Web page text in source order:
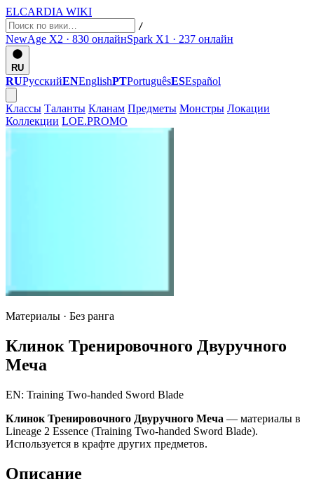
ELCARDIA WIKI
/
NewAge X2 · 830 онлайнSpark X1 · 237 онлайн
RU
RUРусскийENEnglishPTPortuguêsESEspañol
Классы Таланты Кланам Предметы Монстры Локации
Коллекции LOE.PROMO
Материалы · Без ранга
Клинок Тренировочного Двуручного
Меча
EN: Training Two-handed Sword Blade
Клинок Тренировочного Двуручного Меча — материалы в
Lineage 2 Essence (Training Two-handed Sword Blade).
Используется в крафте других предметов.
Описание